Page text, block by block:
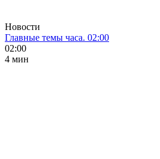
Новости
Главные темы часа. 02:00
02:00
4 мин